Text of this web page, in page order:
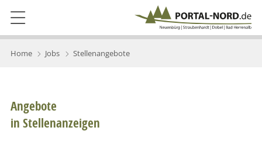
Home Jobs Stellenangebote
Angebote
in Stellenanzeigen